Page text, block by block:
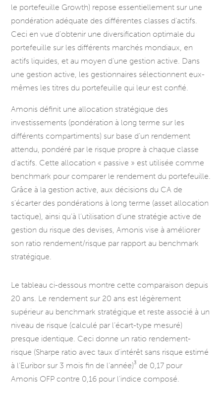
le portefeuille Growth) repose essentiellement sur une
pondération adéquate des différentes classes d’actifs.
Ceci en vue d’obtenir une diversification optimale du
portefeuille sur les différents marchés mondiaux, en
actifs liquides, et au moyen d’une gestion active. Dans
une gestion active, les gestionnaires sélectionnent eux-
mêmes les titres du portefeuille qui leur est confié.
Amonis définit une allocation stratégique des
investissements (pondération à long terme sur les
différents compartiments) sur base d’un rendement
attendu, pondéré par le risque propre à chaque classe
d’actifs. Cette allocation « passive » est utilisée comme
benchmark pour comparer le rendement du portefeuille.
Grâce à la gestion active, aux décisions du CA de
s’écarter des pondérations à long terme (asset allocation
tactique), ainsi qu’à l’utilisation d’une stratégie active de
gestion du risque des devises, Amonis vise à améliorer
son ratio rendement/risque par rapport au benchmark
stratégique.
Le tableau ci-dessous montre cette comparaison depuis
20 ans. Le rendement sur 20 ans est légèrement
supérieur au benchmark stratégique et reste associé à un
niveau de risque (calculé par l’écart-type mesuré)
presque identique. Ceci donne un ratio rendement-
risque (Sharpe ratio avec taux d’intérêt sans risque estimé
à l’Euribor sur 3 mois fin de l’année)3 de 0,17 pour
Amonis OFP contre 0,16 pour l’indice composé.